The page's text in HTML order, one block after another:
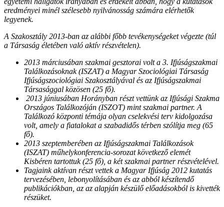
eredményei minél szélesebb nyilvánosság számára elérhetők
legyenek.
A Szakosztály 2013-ban az alábbi főbb tevékenységeket végezte (túl
a Társaság életében való aktív részvételen).
2013 márciusában szakmai gesztorai volt a 3. Ifjúságszakmai
Találkozásoknak (ISZAT) a Magyar Szociológiai Társaság
Ifjúságszociológiai Szakosztályával és az Ifjúságszakmai
Társasággal közösen (25 fő).
2013 júniusában Horányban részt vettünk az Ifjúsági Szakma
Országos Találkozóján (ISZOT) mint szakmai partner. A
Találkozó központi témája olyan cselekvési terv kidolgozása
volt, amely a fiatalokat a szabadidős térben szólítja meg (65
fő).
2013 szeptemberében az Ifjúságszakmai Találkozások
(ISZAT) műhelykonferencia-sorozat következő elemét
Kisbéren tartottuk (25 fő), a két szakmai partner részvételével.
Tagjaink aktívan részt vettek a Magyar Ifjúság 2012 kutatás
tervezésében, lebonyolításában és az abból készítendő
publikációkban, az az alapján készülő előadásokból is kivették
részüket.